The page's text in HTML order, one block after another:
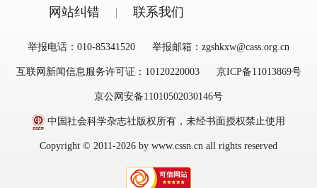
网站纠错
联系我们
举报电话：010-85341520 举报邮箱：zgshkxw@cass.org.cn
互联网新闻信息服务许可证：10120220003 京ICP备11013869号
京公网安备11010502030146号
中国社会科学杂志社版权所有，未经书面授权禁止使用
Copyright © 2011-2026 by www.cssn.cn all rights reserved